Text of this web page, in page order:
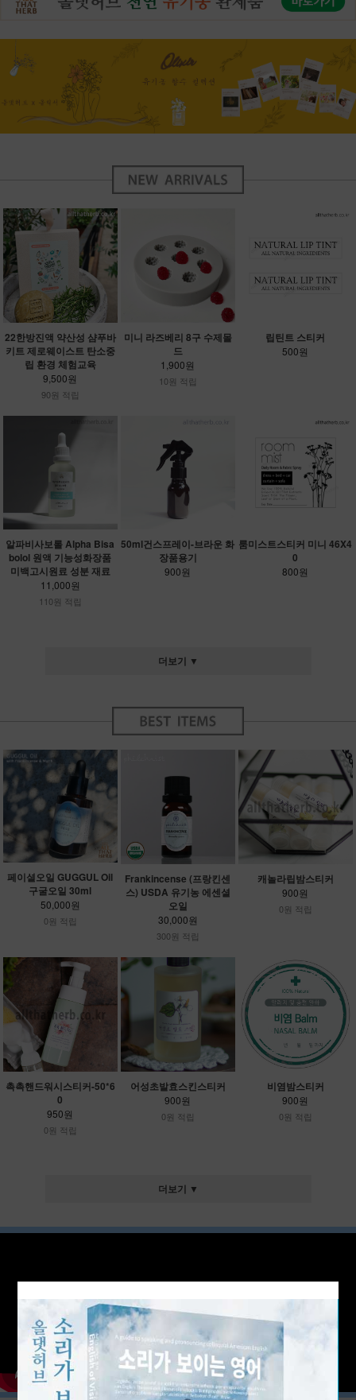
22한방진액 약산성 샴푸바
키트 제로웨이스트 탄소중
립 환경 체험교육
9,500원
90원 적립
미니 라즈베리 8구 수제몰
드
1,900원
10원 적립
립틴트 스티커
500원
알파비사보롤 Alpha Bisa
bolol 원액 기능성화장품
미백고시원료 성분 재료
11,000원
110원 적립
50ml건스프레이-브라운 화
장품용기
900원
룸미스트스티커 미니 46X4
0
800원
더보기 ▼
페이셜오일 GUGGUL Oil
구굴오일 30ml
50,000원
0원 적립
Frankincense (프랑킨센
스) USDA 유기농 에센셜
오일
30,000원
300원 적립
캐놀라립밤스티커
900원
0원 적립
촉촉핸드워시스티커-50*6
0
950원
0원 적립
어성초발효스킨스티커
900원
0원 적립
비염밤스티커
900원
0원 적립
더보기 ▼